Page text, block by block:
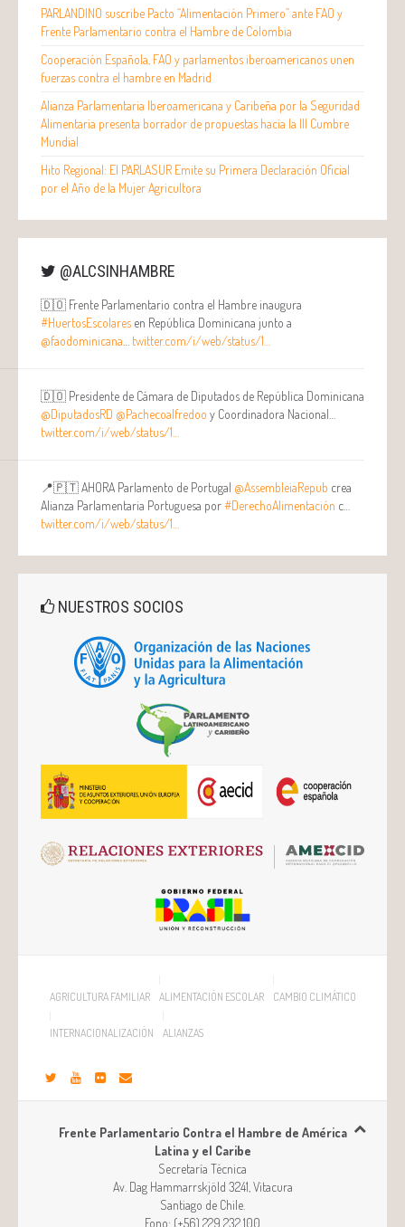
PARLANDINO suscribe Pacto “Alimentación Primero” ante FAO y
Frente Parlamentario contra el Hambre de Colombia
Cooperación Española, FAO y parlamentos iberoamericanos unen
fuerzas contra el hambre en Madrid
Alianza Parlamentaria Iberoamericana y Caribeña por la Seguridad
Alimentaria presenta borrador de propuestas hacia la III Cumbre
Mundial
Hito Regional: El PARLASUR Emite su Primera Declaración Oficial
por el Año de la Mujer Agricultora
@ALCSINHAMBRE
🇩🇴 Frente Parlamentario contra el Hambre inaugura
#HuertosEscolares en República Dominicana junto a
@faodominicana
twitter.com/i/web/status/1…
🇩🇴 Presidente de Cámara de Diputados de República Dominicana
@DiputadosRD @Pachecoalfredoo y Coordinadora Nacional…
twitter.com/i/web/status/1…
📍🇵🇹 AHORA Parlamento de Portugal @AssembleiaRepub crea
Alianza Parlamentaria Portuguesa por#DerechoAlimentación c…
twitter.com/i/web/status/1…
NUESTROS SOCIOS
AGRICULTURA FAMILIAR ALIMENTACIÓN ESCOLAR CAMBIO CLIMÁTICO
INTERNACIONALIZACIÓN ALIANZAS
Frente Parlamentario Contra el Hambre de América
Latina y el Caribe
Secretaría Técnica
Av. Dag Hammarrskjöld 3241, Vitacura
Santiago de Chile
Fono: (+56) 229 232 100